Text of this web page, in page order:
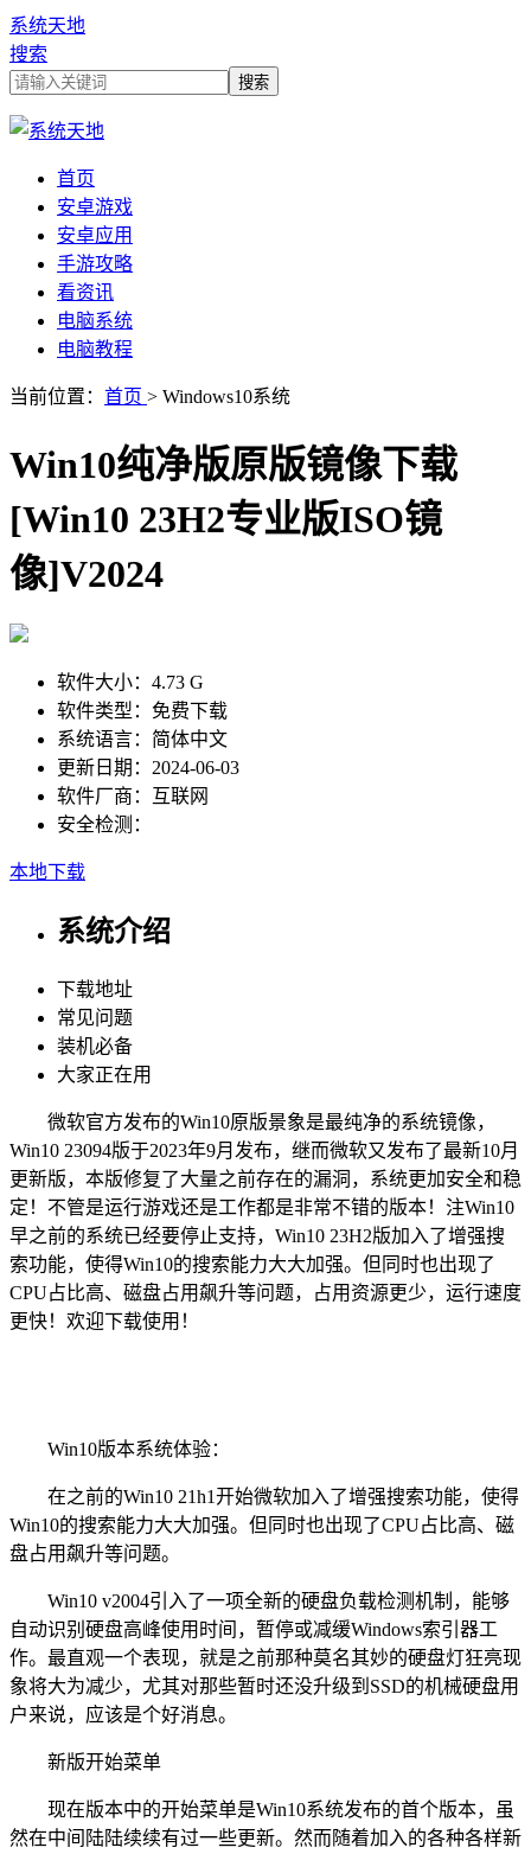
系统天地
搜索
首页
安卓游戏
安卓应用
手游攻略
看资讯
电脑系统
电脑教程
当前位置： 首页 > Windows10系统
Win10纯净版原版镜像下载
[Win10 23H2专业版ISO镜
像]V2024
软件大小： 4.73 G
软件类型： 免费下载
系统语言： 简体中文
更新日期： 2024-06-03
软件厂商： 互联网
安全检测：
本地下载
系统介绍
下载地址
常见问题
装机必备
大家正在用
微软官方发布的Win10原版景象是最纯净的系统镜像，
Win10 23094版于2023年9月发布，继而微软又发布了最新10月
更新版，本版修复了大量之前存在的漏洞，系统更加安全和稳
定！不管是运行游戏还是工作都是非常不错的版本！注Win10
早之前的系统已经要停止支持，Win10 23H2版加入了增强搜
索功能，使得Win10的搜索能力大大加强。但同时也出现了
CPU占比高、磁盘占用飙升等问题，占用资源更少，运行速度
更快！欢迎下载使用！
Win10版本系统体验：
在之前的Win10 21h1开始微软加入了增强搜索功能，使得
Win10的搜索能力大大加强。但同时也出现了CPU占比高、磁
盘占用飙升等问题。
Win10 v2004引入了一项全新的硬盘负载检测机制，能够
自动识别硬盘高峰使用时间，暂停或减缓Windows索引器工
作。最直观一个表现，就是之前那种莫名其妙的硬盘灯狂亮现
象将大为减少，尤其对那些暂时还没升级到SSD的机械硬盘用
户来说，应该是个好消息。
新版开始菜单
现在版本中的开始菜单是Win10系统发布的首个版本，虽
然在中间陆陆续续有过一些更新。然而随着加入的各种各样新